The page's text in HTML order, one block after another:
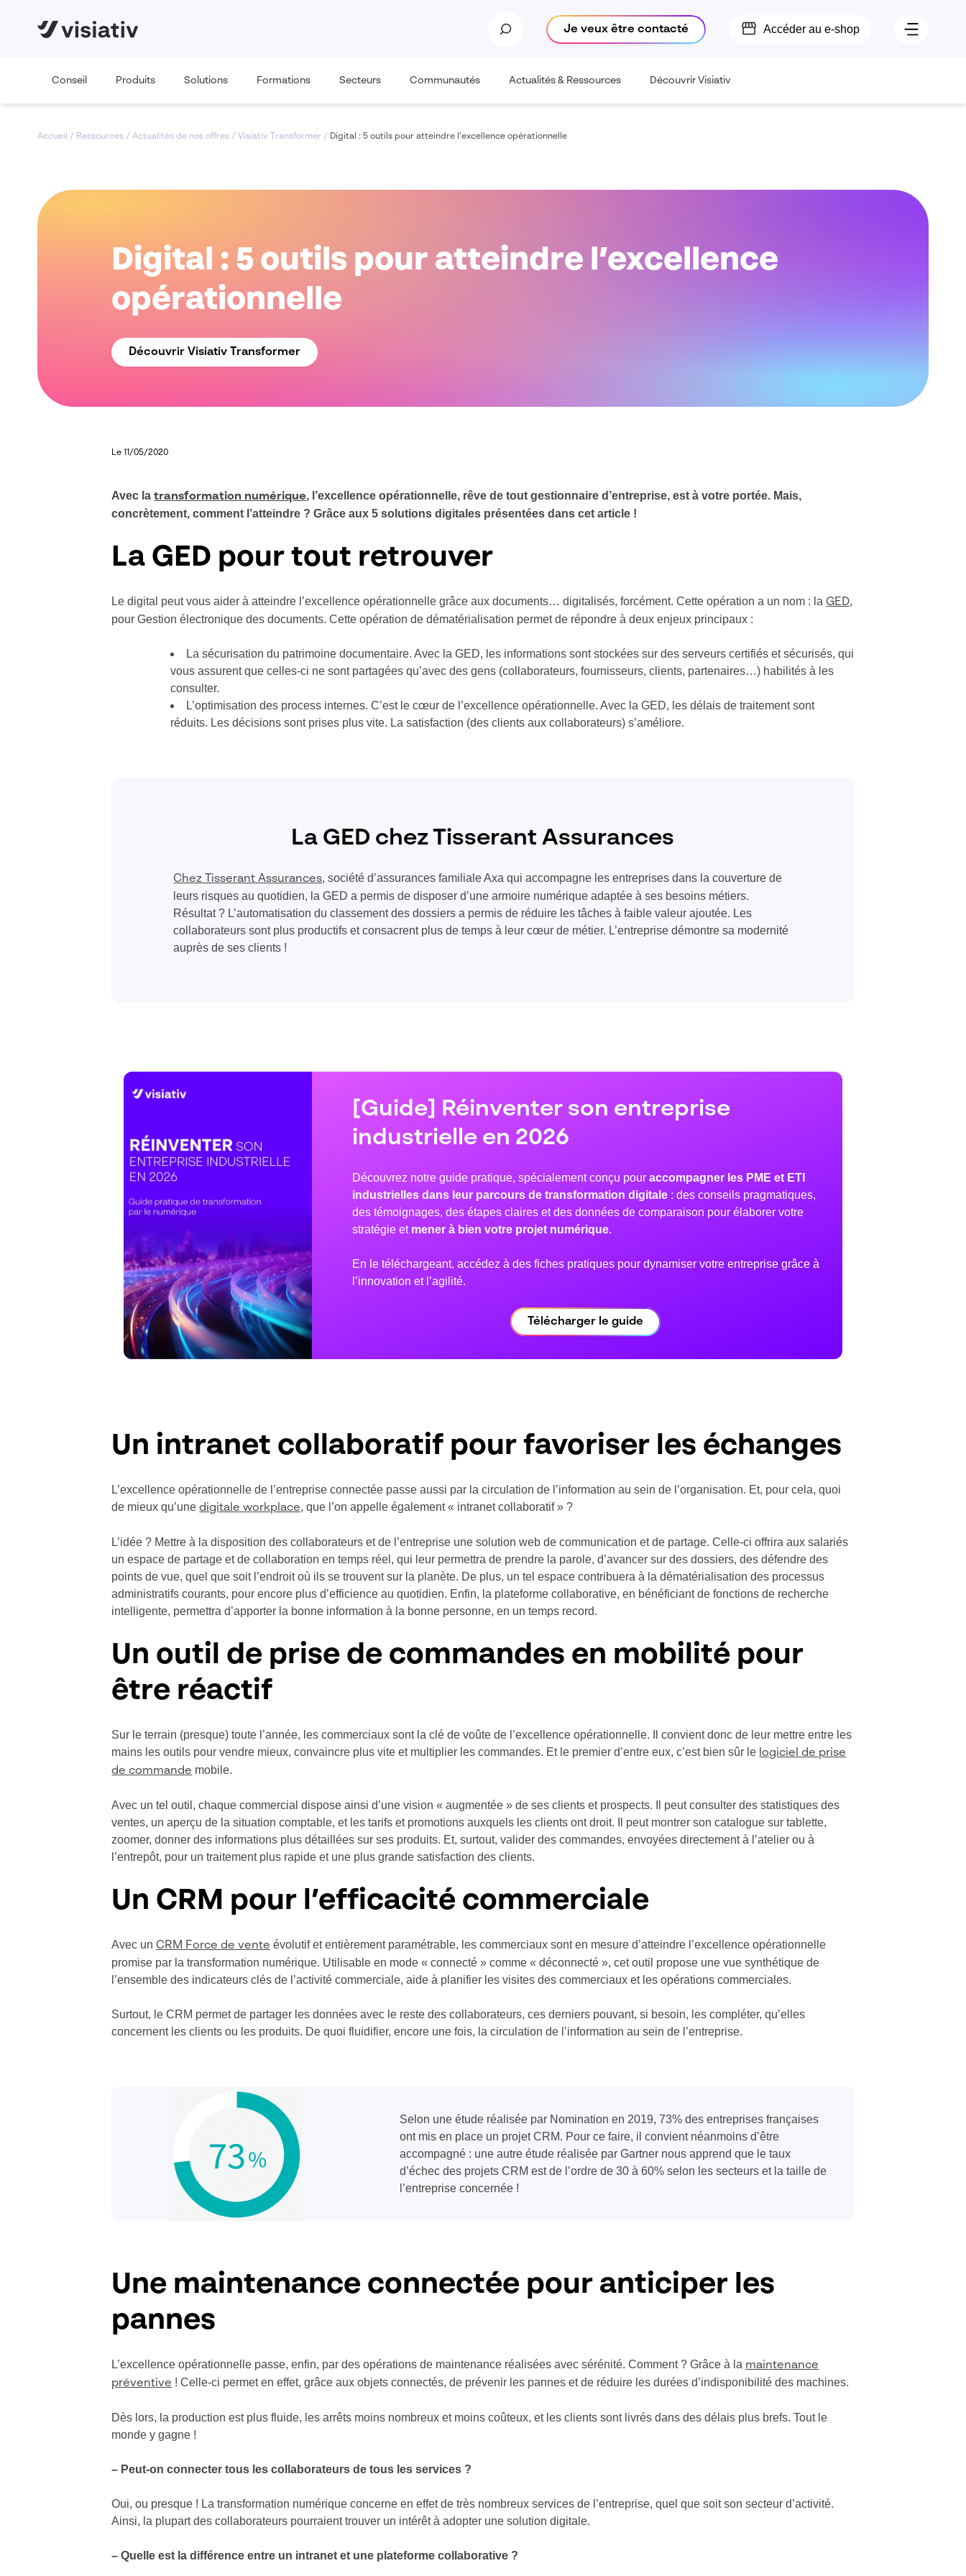
Je veux être contacté Accéder au e-shop
Conseil Produits Solutions Formations Secteurs Communautés Actualités & Ressources Découvrir Visiativ
Accueil / Ressources / Actualités de nos offres / Visiativ Transformer / Digital : 5 outils pour atteindre l’excellence opérationnelle
Digital : 5 outils pour atteindre l’excellence
opérationnelle
Découvrir Visiativ Transformer
Le 11/05/2020
Avec latransformation numérique, l’excellence opérationnelle, rêve de tout gestionnaire d’entreprise, est à votre portée. Mais,
concrètement, comment l’atteindre ? Grâce aux 5 solutions digitales présentées dans cet article !
La GED pour tout retrouver
Le digital peut vous aider à atteindre l’excellence opérationnelle grâce aux documents… digitalisés, forcément. Cette opération a un nom : laGED,
pour Gestion électronique des documents. Cette opération de dématérialisation permet de répondre à deux enjeux principaux :
La sécurisation du patrimoine documentaire. Avec la GED, les informations sont stockées sur des serveurs certifiés et sécurisés, qui
vous assurent que celles-ci ne sont partagées qu’avec des gens (collaborateurs, fournisseurs, clients, partenaires…) habilités à les
consulter.
L’optimisation des process internes. C’est le cœur de l’excellence opérationnelle. Avec la GED, les délais de traitement sont
réduits. Les décisions sont prises plus vite. La satisfaction (des clients aux collaborateurs) s’améliore.
La GED chez Tisserant Assurances
Chez Tisserant Assurances, société d’assurances familiale Axa qui accompagne les entreprises dans la couverture de
leurs risques au quotidien, la GED a permis de disposer d’une armoire numérique adaptée à ses besoins métiers.
Résultat ? L’automatisation du classement des dossiers a permis de réduire les tâches à faible valeur ajoutée. Les
collaborateurs sont plus productifs et consacrent plus de temps à leur cœur de métier. L’entreprise démontre sa modernité
auprès de ses clients !
[Guide] Réinventer son entreprise
industrielle en 2026
Découvrez notre guide pratique, spécialement conçu pour accompagner les PME et ETI
industrielles dans leur parcours de transformation digitale: des conseils pragmatiques,
des témoignages, des étapes claires et des données de comparaison pour élaborer votre
stratégie et mener à bien votre projet numérique.
En le téléchargeant, accédez à des fiches pratiques pour dynamiser votre entreprise grâce à
l’innovation et l’agilité.
Télécharger le guide
Un intranet collaboratif pour favoriser les échanges
L’excellence opérationnelle de l’entreprise connectée passe aussi par la circulation de l’information au sein de l’organisation. Et, pour cela, quoi
de mieux qu’unedigitale workplace, que l’on appelle également « intranet collaboratif » ?
L’idée ? Mettre à la disposition des collaborateurs et de l’entreprise une solution web de communication et de partage. Celle-ci offrira aux salariés
un espace de partage et de collaboration en temps réel, qui leur permettra de prendre la parole, d’avancer sur des dossiers, des défendre des
points de vue, quel que soit l’endroit où ils se trouvent sur la planète. De plus, un tel espace contribuera à la dématérialisation des processus
administratifs courants, pour encore plus d’efficience au quotidien. Enfin, la plateforme collaborative, en bénéficiant de fonctions de recherche
intelligente, permettra d’apporter la bonne information à la bonne personne, en un temps record.
Un outil de prise de commandes en mobilité pour
être réactif
Sur le terrain (presque) toute l’année, les commerciaux sont la clé de voûte de l’excellence opérationnelle. Il convient donc de leur mettre entre les
mains les outils pour vendre mieux, convaincre plus vite et multiplier les commandes. Et le premier d’entre eux, c’est bien sûr le logiciel de prise
de commande mobile.
Avec un tel outil, chaque commercial dispose ainsi d’une vision « augmentée » de ses clients et prospects. Il peut consulter des statistiques des
ventes, un aperçu de la situation comptable, et les tarifs et promotions auxquels les clients ont droit. Il peut montrer son catalogue sur tablette,
zoomer, donner des informations plus détaillées sur ses produits. Et, surtout, valider des commandes, envoyées directement à l’atelier ou à
l’entrepôt, pour un traitement plus rapide et une plus grande satisfaction des clients.
Un CRM pour l’efficacité commerciale
Avec unCRM Force de vente évolutif et entièrement paramétrable, les commerciaux sont en mesure d’atteindre l’excellence opérationnelle
promise par la transformation numérique. Utilisable en mode « connecté » comme « déconnecté », cet outil propose une vue synthétique de
l’ensemble des indicateurs clés de l’activité commerciale, aide à planifier les visites des commerciaux et les opérations commerciales.
Surtout, le CRM permet de partager les données avec le reste des collaborateurs, ces derniers pouvant, si besoin, les compléter, qu’elles
concernent les clients ou les produits. De quoi fluidifier, encore une fois, la circulation de l’information au sein de l’entreprise.
Selon une étude réalisée par Nomination en 2019, 73% des entreprises françaises
ont mis en place un projet CRM. Pour ce faire, il convient néanmoins d’être
accompagné : une autre étude réalisée par Gartner nous apprend que le taux
d’échec des projets CRM est de l’ordre de 30 à 60% selon les secteurs et la taille de
l’entreprise concernée !
Une maintenance connectée pour anticiper les
pannes
L’excellence opérationnelle passe, enfin, par des opérations de maintenance réalisées avec sérénité. Comment ? Grâce à la maintenance
préventive ! Celle-ci permet en effet, grâce aux objets connectés, de prévenir les pannes et de réduire les durées d’indisponibilité des machines.
Dès lors, la production est plus fluide, les arrêts moins nombreux et moins coûteux, et les clients sont livrés dans des délais plus brefs. Tout le
monde y gagne !
– Peut-on connecter tous les collaborateurs de tous les services ?
Oui, ou presque ! La transformation numérique concerne en effet de très nombreux services de l’entreprise, quel que soit son secteur d’activité.
Ainsi, la plupart des collaborateurs pourraient trouver un intérêt à adopter une solution digitale.
– Quelle est la différence entre un intranet et une plateforme collaborative ?